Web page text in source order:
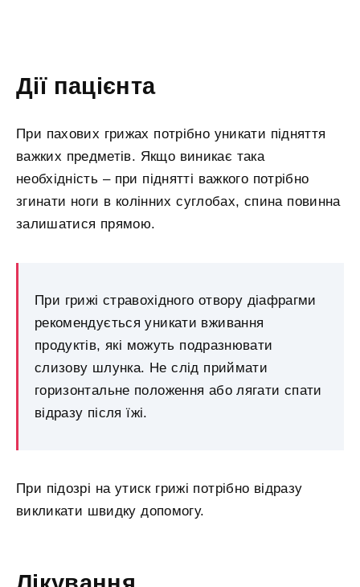
Дії пацієнта
При пахових грижах потрібно уникати підняття
важких предметів. Якщо виникає така
необхідність – при піднятті важкого потрібно
згинати ноги в колінних суглобах, спина повинна
залишатися прямою.
При грижі стравохідного отвору діафрагми
рекомендується уникати вживання
продуктів, які можуть подразнювати
слизову шлунка. Не слід приймати
горизонтальне положення або лягати спати
відразу після їжі.
При підозрі на утиск грижі потрібно відразу
викликати швидку допомогу.